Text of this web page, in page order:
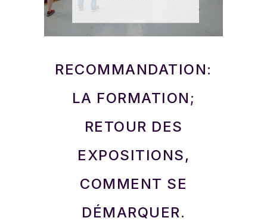
RECOMMANDATION:
LA FORMATION;
RETOUR DES
EXPOSITIONS,
COMMENT SE
DÉMARQUER.